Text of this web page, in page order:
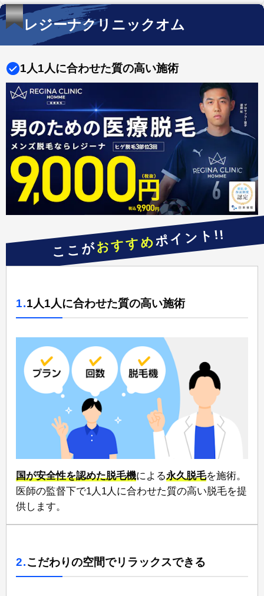
レジーナクリニックオム
1人1人に合わせた質の高い施術
ここがおすすめポイント!!
1.1人1人に合わせた質の高い施術
国が安全性を認めた脱毛機による永久脱毛を施術。
医師の監督下で⁠1人1人に合わせた質の高い脱毛⁠を提
供します。
2.こだわりの空間でリラックスできる